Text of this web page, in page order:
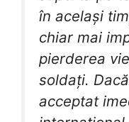
în același
chiar mai
pierderea
soldați. Dacă
acceptat